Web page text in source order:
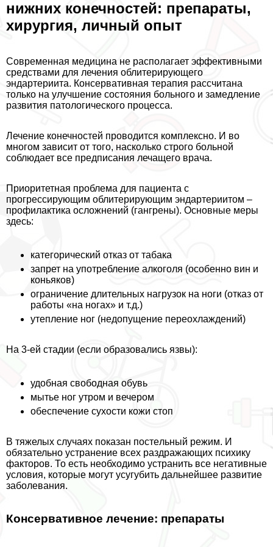
нижних конечностей: препараты,
хирургия, личный опыт
Современная медицина не располагает эффективными
средствами для лечения облитерирующего
эндартериита. Консервативная терапия рассчитана
только на улучшение состояния больного и замедление
развития патологического процесса.
Лечение конечностей проводится комплексно. И во
многом зависит от того, насколько строго больной
соблюдает все предписания лечащего врача.
Приоритетная проблема для пациента с
прогрессирующим облитерирующим эндартериитом –
профилактика осложнений (гангрены). Основные меры
здесь:
категорический отказ от табака
запрет на употрeбление алкоголя (особенно вин и
коньяков)
ограничение длительных нагрузок на ноги (отказ от
работы «на ногах» и т.д.)
утепление ног (недопущение переохлаждений)
На 3-ей стадии (если образовались язвы):
удобная свободная обувь
мытье ног утром и вечером
обеспечение сухости кожи стоп
В тяжелых случаях показан пocтeльный режим. И
обязательно устранение всех раздражающих психику
факторов. То есть необходимо устранить все негативные
условия, которые могут усугубить дальнейшее развитие
заболевания.
Консервативное лечение: препараты